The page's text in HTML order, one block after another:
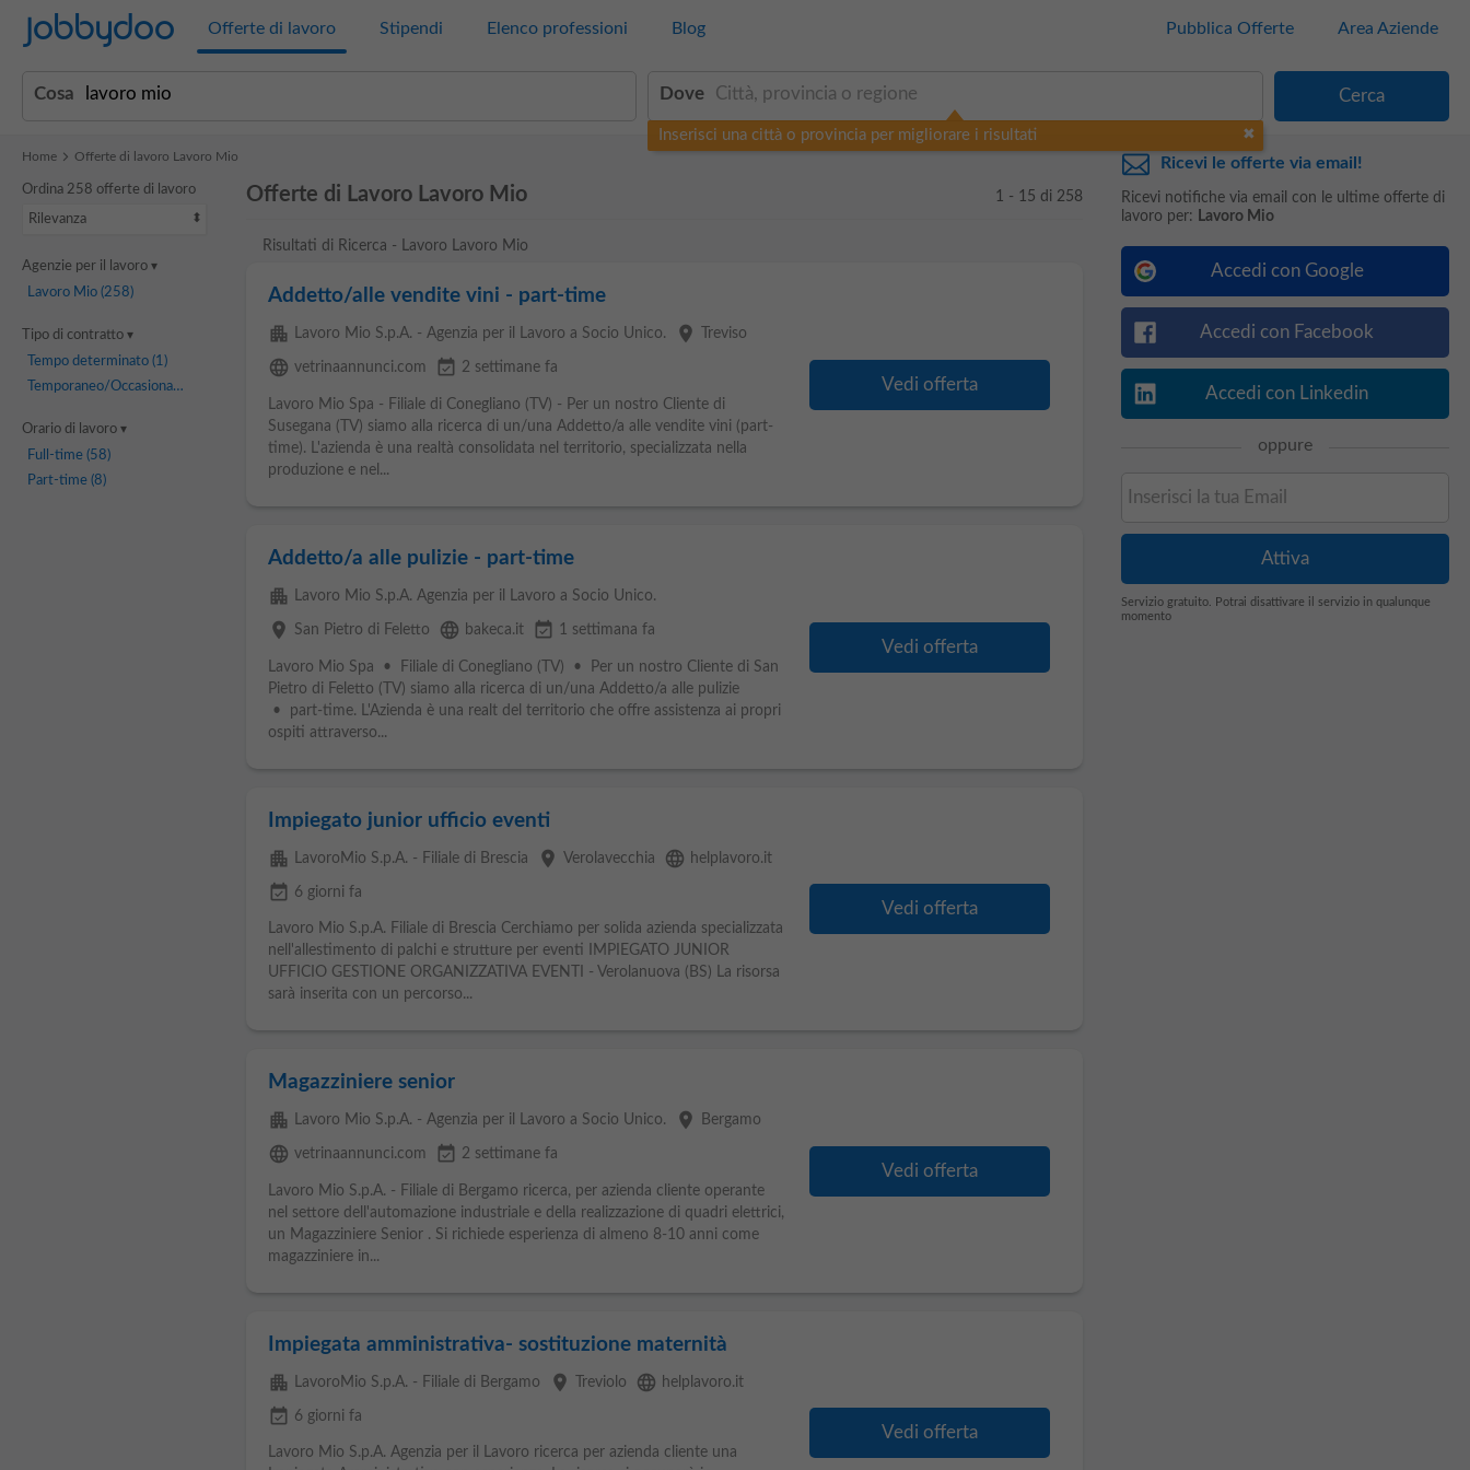
Jobbydoo Offerte di lavoro Stipendi Elenco professioni Blog Pubblica Offerte Area Aziende
Cosa Dove
Inserisci una città o provincia per migliorare i risultati
Home Offerte di lavoro Lavoro Mio
Ordina 258 offerte di lavoro
Rilevanza
Agenzie per il lavoro
Lavoro Mio(258)
Tipo di contratto
Tempo determinato(1)
Temporaneo/Occasionale
Orario di lavoro
Full-time(58)
Part-time(8)
Offerte di Lavoro Lavoro Mio 1 - 15 di 258
Risultati di Ricerca - Lavoro Lavoro Mio
Addetto/alle vendite vini - part-time
apartment Lavoro Mio S.p.A. - Agenzia per il Lavoro a Socio Unico. place Treviso
language vetrinaannunci.com event_available 2 settimane fa
Lavoro Mio Spa - Filiale di Conegliano (TV) - Per un nostro Cliente di
Susegana (TV) siamo alla ricerca di un/una Addetto/a alle vendite vini (part-
time). L'azienda è una realtà consolidata nel territorio, specializzata nella
produzione e nel...
Vedi offerta
Addetto/a alle pulizie - part-time
apartment Lavoro Mio S.p.A. Agenzia per il Lavoro a Socio Unico.
place San Pietro di Feletto language bakeca.it event_available 1 settimana fa
Lavoro Mio Spa • Filiale di Conegliano (TV) • Per un nostro Cliente di San
Pietro di Feletto (TV) siamo alla ricerca di un/una Addetto/a alle pulizie
• part-time. L'Azienda è una realt del territorio che offre assistenza ai propri
ospiti attraverso...
Vedi offerta
Impiegato junior ufficio eventi
apartment LavoroMio S.p.A. - Filiale di Brescia place Verolavecchia language helplavoro.it
event_available 6 giorni fa
Lavoro Mio S.p.A. Filiale di Brescia Cerchiamo per solida azienda specializzata
nell'allestimento di palchi e strutture per eventi IMPIEGATO JUNIOR
UFFICIO GESTIONE ORGANIZZATIVA EVENTI - Verolanuova (BS) La risorsa
sarà inserita con un percorso...
Vedi offerta
Magazziniere senior
apartment Lavoro Mio S.p.A. - Agenzia per il Lavoro a Socio Unico. place Bergamo
language vetrinaannunci.com event_available 2 settimane fa
Lavoro Mio S.p.A. - Filiale di Bergamo ricerca, per azienda cliente operante
nel settore dell'automazione industriale e della realizzazione di quadri elettrici,
un Magazziniere Senior . Si richiede esperienza di almeno 8-10 anni come
magazziniere in...
Vedi offerta
Impiegata amministrativa- sostituzione maternità
apartment LavoroMio S.p.A. - Filiale di Bergamo place Treviolo language helplavoro.it
event_available 6 giorni fa
Lavoro Mio S.p.A. Agenzia per il Lavoro ricerca per azienda cliente una
Vedi offerta
Ricevi le offerte via email!
Ricevi notifiche via email con le ultime offerte di
lavoro per: Lavoro Mio
Accedi con Google
Accedi con Facebook
Accedi con Linkedin
oppure
Servizio gratuito. Potrai disattivare il servizio in qualunque
momento